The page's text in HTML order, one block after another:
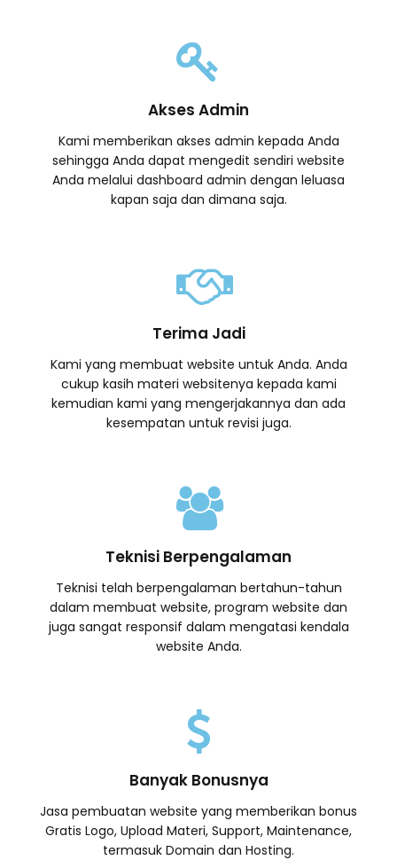
Akses Admin
Kami memberikan akses admin kepada Anda
sehingga Anda dapat mengedit sendiri website
Anda melalui dashboard admin dengan leluasa
kapan saja dan dimana saja.
Terima Jadi
Kami yang membuat website untuk Anda. Anda
cukup kasih materi websitenya kepada kami
kemudian kami yang mengerjakannya dan ada
kesempatan untuk revisi juga.
Teknisi Berpengalaman
Teknisi telah berpengalaman bertahun-tahun
dalam membuat website, program website dan
juga sangat responsif dalam mengatasi kendala
website Anda.
Banyak Bonusnya
Jasa pembuatan website yang memberikan bonus
Gratis Logo, Upload Materi, Support, Maintenance,
termasuk Domain dan Hosting.